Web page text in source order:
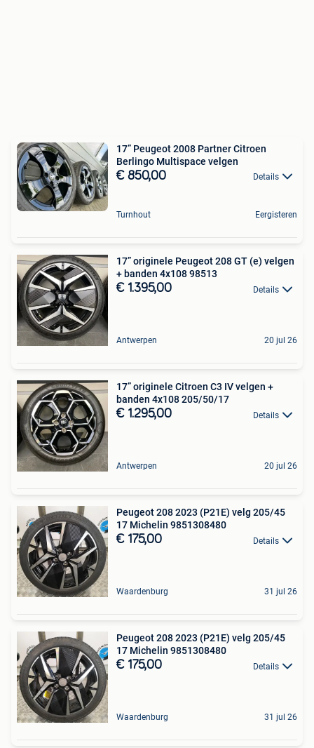
17” Peugeot 2008 Partner Citroen
Berlingo Multispace velgen
€ 850,00 Details
Turnhout Eergisteren
17” originele Peugeot 208 GT (e) velgen
+ banden 4x108 98513
€ 1.395,00 Details
Antwerpen 20 jul 26
17” originele Citroen C3 IV velgen +
banden 4x108 205/50/17
€ 1.295,00 Details
Antwerpen 20 jul 26
Peugeot 208 2023 (P21E) velg 205/45
17 Michelin 9851308480
€ 175,00 Details
Waardenburg 31 jul 26
Peugeot 208 2023 (P21E) velg 205/45
17 Michelin 9851308480
€ 175,00 Details
Waardenburg 31 jul 26